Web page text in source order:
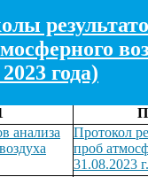
года)
анализа
Протокол
проб
31.08.2023 г.